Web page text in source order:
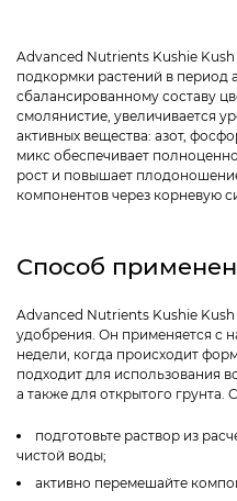
Advanced Nutrients Kushie
подкормки растений в период
сбалансированному составу
смолянистие, увеличивается
активных вещества: азот,
микс обеспечивает
рост и повышает
компонентов через корневую
Способ
Advanced Nutrients Kushie Kush
удобрения. Он применяется с
недели, когда происходит
подходит для использования
а также для открытого грунта.
подготовьте раствор из
чистой воды;
активно перемешайте